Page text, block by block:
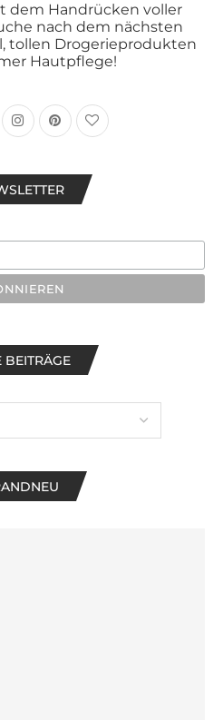
dem Handrücken voller
nach dem nächsten
tollen Drogerieprodukten
Hautpflege!
BEITRÄGE